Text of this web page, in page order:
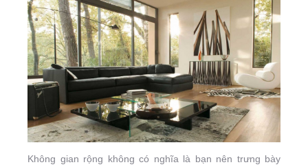
Không gian rộng không có nghĩa là bạn nên trưng bày